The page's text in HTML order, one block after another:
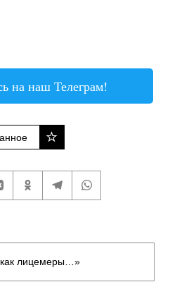
на наш Телеграм!
лицемеры…»